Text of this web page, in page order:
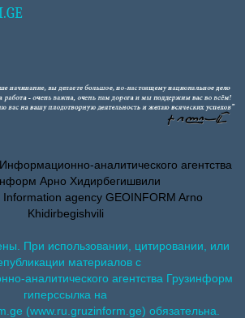
аналитического агентства
Арно Хидирбегишвили
agency GEOINFORM Arno
Khidirbegishvili
При использовании, цитировании, или
материалов с
аналитического агентства Грузинформ
гиперссылка на
(www.ru.gruzinform.ge) обязательна.